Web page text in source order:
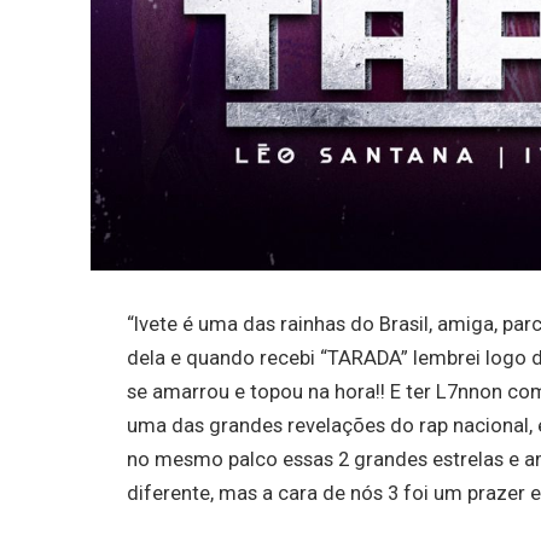
“Ivete é uma das rainhas do Brasil, amiga,
dela e quando recebi “TARADA” lembrei
se amarrou e topou na hora!! E ter L7nnon
uma das grandes revelações do rap
no mesmo palco essas 2 grandes estrelas e
diferente, mas a cara de nós 3 foi um prazer